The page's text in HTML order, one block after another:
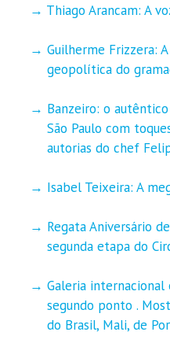
Thiago Arancam: A
Guilherme Frizzera:
geopolítica do
Banzeiro: o
São Paulo com
autorias do chef
Isabel Teixeira: A
Regata Aniversário
segunda etapa do
Galeria internacional
segundo ponto .
do Brasil, Mali, de